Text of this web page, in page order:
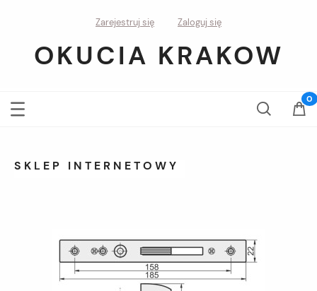
Zarejestruj się Zaloguj się
OKUCIA KRAKOW
SKLEP INTERNETOWY